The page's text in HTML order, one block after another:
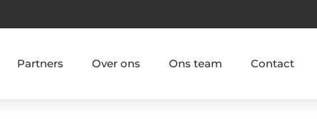
Partners Over ons Ons team Contact